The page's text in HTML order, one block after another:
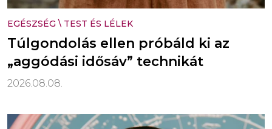
EGÉSZSÉG \ TEST ÉS LÉLEK
Túlgondolás ellen próbáld ki az
„aggódási idősáv” technikát
2026.08.08.